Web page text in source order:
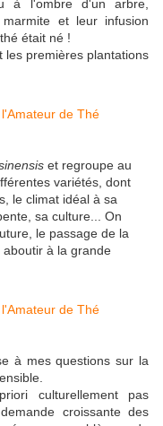
à l'ombre d'un arbre,
et leur infusion
était né !
les premières plantations
et regroupe au
variétés, dont
le climat idéal à sa
sa culture... On
le passage de la
à la grande
à mes questions sur la
culturellement pas
croissante des